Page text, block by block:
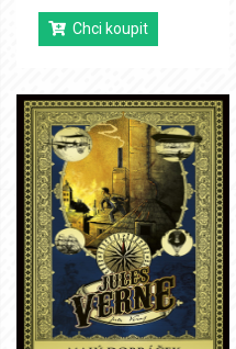
Chci koupit